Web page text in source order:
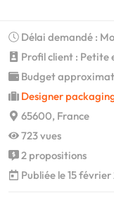
Délai demandé :
Profil client : Petite
Budget
Designer
65600, France
723 vues
2 propositions
Publiée le 15 février